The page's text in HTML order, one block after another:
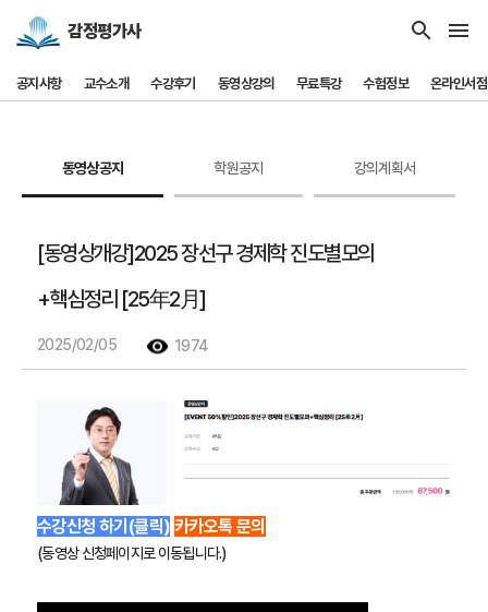
감정평가사 search menu
공지사항 교수소개 수강후기 동영상강의 무료특강 수험정보 온라인서점
동영상공지 학원공지 강의계획서
[동영상개강]2025 장선구 경제학 진도별모의
+핵심정리 [25年2月]
2025/02/05 1974
수강신청 하기(클릭) 카카오톡 문의
(동영상 신청페이지로 이동됩니다.)